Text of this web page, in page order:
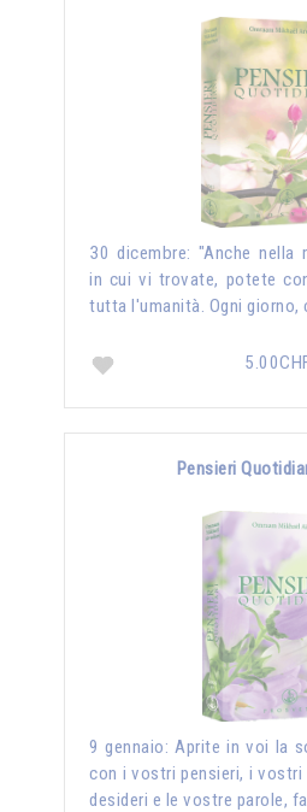
30 dicembre: "Anche nella
in cui vi trovate, potete
tutta l'umanità. Ogni giorno,
Pensieri
9 gennaio: Aprite in voi la
con i vostri pensieri, i
desideri e le vostre parole,